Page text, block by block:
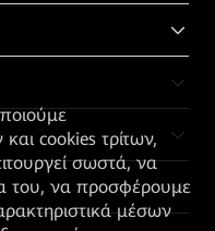
cookies τρίτων,
σωστά, να
του, να προσφέρουμε
μέσων